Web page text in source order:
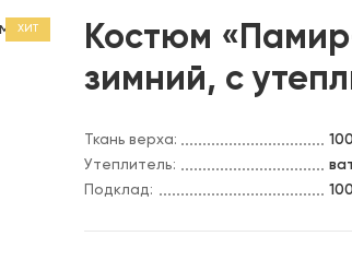
ХИТ
Костюм
зимний, с
Ткань верха:
Утеплитель:
Подклад: